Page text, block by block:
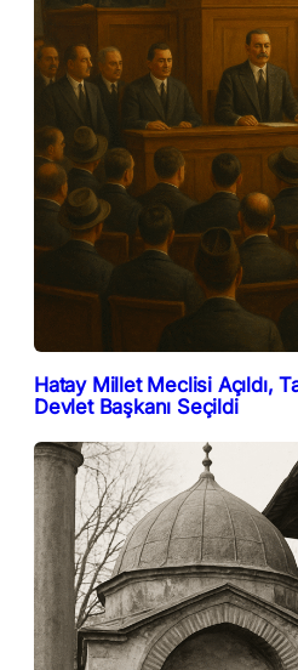
Hatay Millet Meclisi Açıldı,
Devlet Başkanı Seçildi